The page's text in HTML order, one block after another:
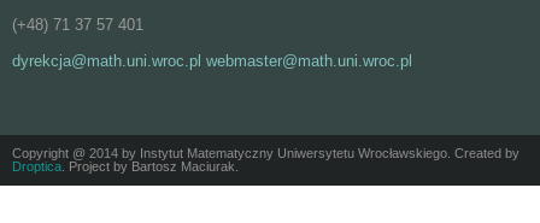
(+48) 71 37 57 401
dyrekcja@math.uni.wroc.pl webmaster@math.uni.wroc.pl
Copyright @ 2014 by Instytut Matematyczny Uniwersytetu Wrocławskiego. Created by
Droptica . Project by Bartosz Maciurak.